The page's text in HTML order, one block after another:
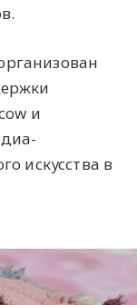
и
искусства в